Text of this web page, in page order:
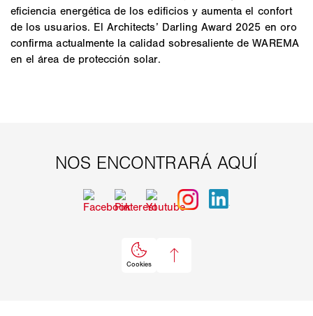
eficiencia energética de los edificios y aumenta el confort
de los usuarios. El Architects’ Darling Award 2025 en oro
confirma actualmente la calidad sobresaliente de WAREMA
en el área de protección solar.